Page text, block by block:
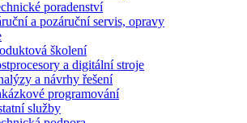
poradenství
a pozáruční servis, opravy
školení
a digitální stroje
a návrhy řešení
programování
služby